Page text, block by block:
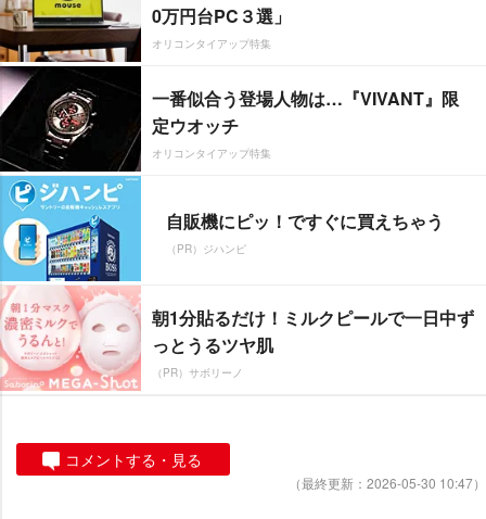
0万円台PC３選」
オリコンタイアップ特集
一番似合う登場人物は…『VIVANT』限
定ウオッチ
オリコンタイアップ特集
自販機にピッ！ですぐに買えちゃう
（PR）ジハンピ
朝1分貼るだけ！ミルクピールで一日中ず
っとうるツヤ肌
（PR）サボリーノ
コメントする・見る
（最終更新：2026-05-30 10:47）